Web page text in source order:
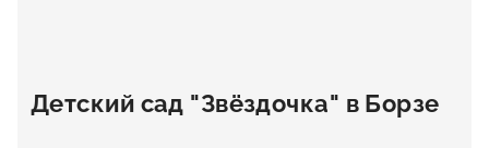
Детский сад "Звёздочка" в Борзе